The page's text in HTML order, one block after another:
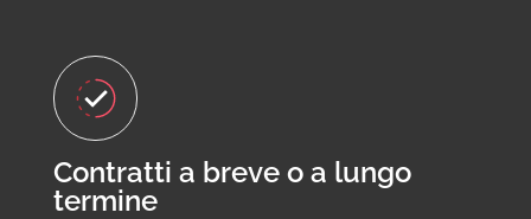
Contratti a breve o a lungo
termine